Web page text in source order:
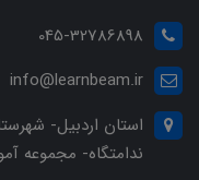
045-32786898
info@learnbeam.ir
استان اردبیل-
ندامتگاه- مجموعه